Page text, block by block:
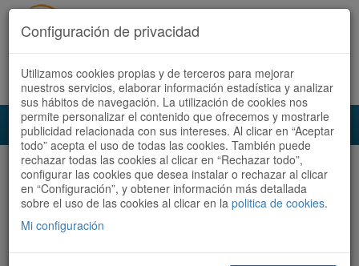
Acceder Registrate ahora Español | Català
Audioruta Todas las rutas
Todas las rutas
Ordenar por: Más recientes /
Configuración de privacidad
Utilizamos cookies propias y de terceros para mejorar
nuestros servicios, elaborar información estadística y analizar
sus hábitos de navegación. La utilización de cookies nos
permite personalizar el contenido que ofrecemos y mostrarle
publicidad relacionada con sus intereses. Al clicar en “Aceptar
todo” acepta el uso de todas las cookies. También puede
rechazar todas las cookies al clicar en “Rechazar todo”,
configurar las cookies que desea instalar o rechazar al clicar
en “Configuración”, y obtener información más detallada
sobre el uso de las cookies al clicar en la politica de cookies.
Mi configuración